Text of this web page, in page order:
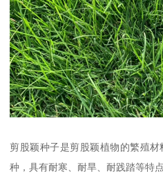
剪股颖种子是剪股颖植物的繁殖
种，具有耐寒、耐旱、耐践踏等特点